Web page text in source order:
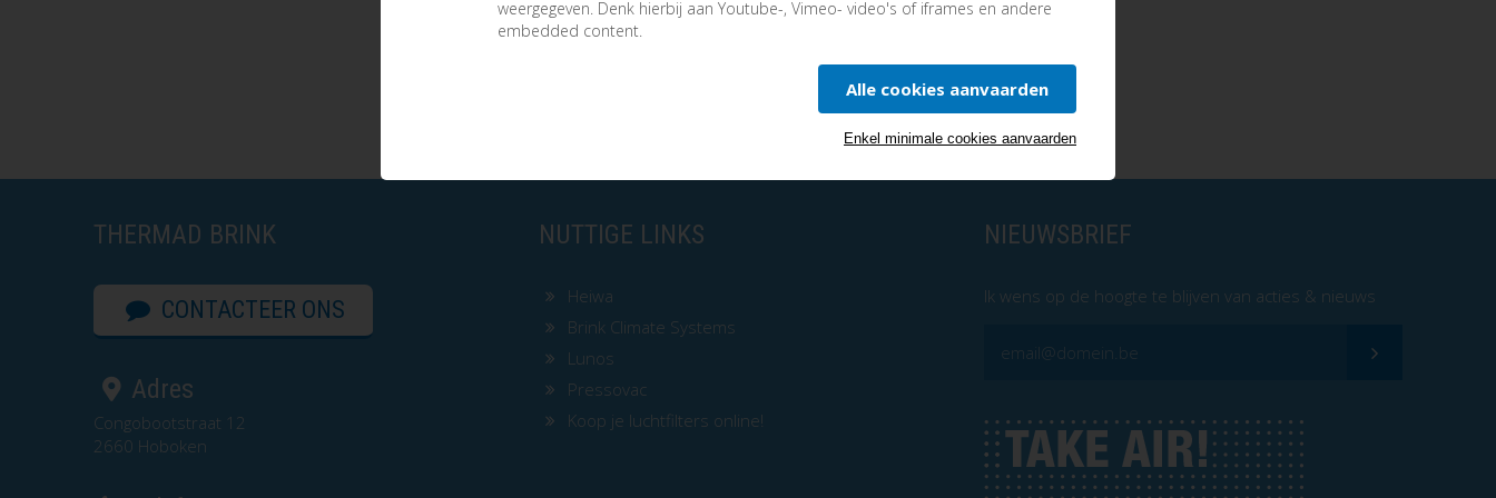
weergegeven. Denk hierbij aan Youtube-, Vimeo- video's of iframes en andere
embedded content.
Alle cookies aanvaarden
Enkel minimale cookies aanvaarden
Ook toepasbaar voor kunststof en ovale flexibele kanalen
Centrifugale borstels
THERMAD BRINK
CONTACTEER ONS
Adres
Congobootstraat 12
2660 Hoboken
NUTTIGE LINKS
Heiwa
Brink Climate Systems
Lunos
Pressovac
Koop je luchtfilters online!
NIEUWSBRIEF
Ik wens op de hoogte te blijven van acties & nieuws